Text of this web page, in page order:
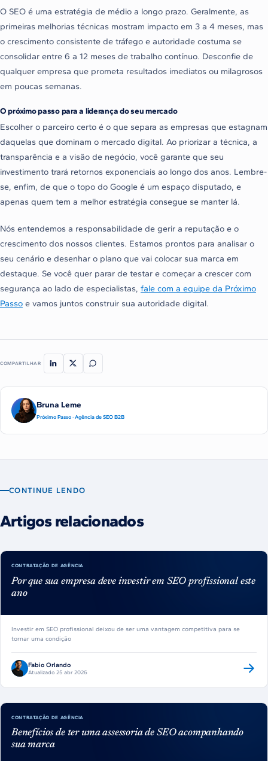
O SEO é uma estratégia de médio a longo prazo. Geralmente, as
primeiras melhorias técnicas mostram impacto em 3 a 4 meses, mas
o crescimento consistente de tráfego e autoridade costuma se
consolidar entre 6 a 12 meses de trabalho contínuo. Desconfie de
qualquer empresa que prometa resultados imediatos ou milagrosos
em poucas semanas.
O próximo passo para a liderança do seu mercado
Escolher o parceiro certo é o que separa as empresas que estagnam
daquelas que dominam o mercado digital. Ao priorizar a técnica, a
transparência e a visão de negócio, você garante que seu
investimento trará retornos exponenciais ao longo dos anos. Lembre-
se, enfim, de que o topo do Google é um espaço disputado, e
apenas quem tem a melhor estratégia consegue se manter lá.
Nós entendemos a responsabilidade de gerir a reputação e o
crescimento dos nossos clientes. Estamos prontos para analisar o
seu cenário e desenhar o plano que vai colocar sua marca em
destaque. Se você quer parar de testar e começar a crescer com
segurança ao lado de especialistas, fale com a equipe da Próximo
Passo e vamos juntos construir sua autoridade digital.
COMPARTILHAR
Bruna Leme
Próximo Passo · Agência de SEO B2B
CONTINUE LENDO
Artigos relacionados
CONTRATAÇÃO DE AGÊNCIA
Por que sua empresa deve investir em SEO profissional este
ano
Investir em SEO profissional deixou de ser uma vantagem competitiva para se
tornar uma condição
Fabio Orlando
Atualizado 25 abr 2026
CONTRATAÇÃO DE AGÊNCIA
Benefícios de ter uma assessoria de SEO acompanhando
sua marca